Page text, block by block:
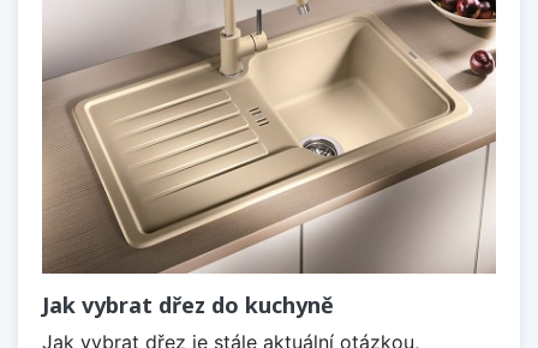
Jak vybrat dřez do kuchyně
Jak vybrat dřez je stále aktuální otázkou,